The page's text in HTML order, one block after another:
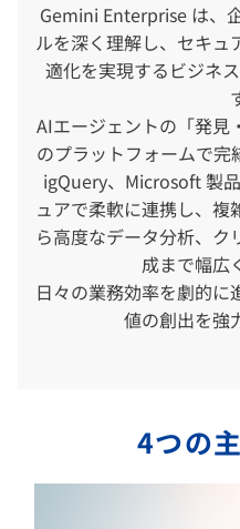
Gemini Enterprise は、
ルを深く理解し、セキュ
適化を実現するビジネ
AIエージェントの「発見
のプラットフォームで
igQuery、Microsoft 製
ュアで柔軟に連携し、
ら高度なデータ分析、
成まで幅広
日々の業務効率を劇的
値の創出を強
4つの